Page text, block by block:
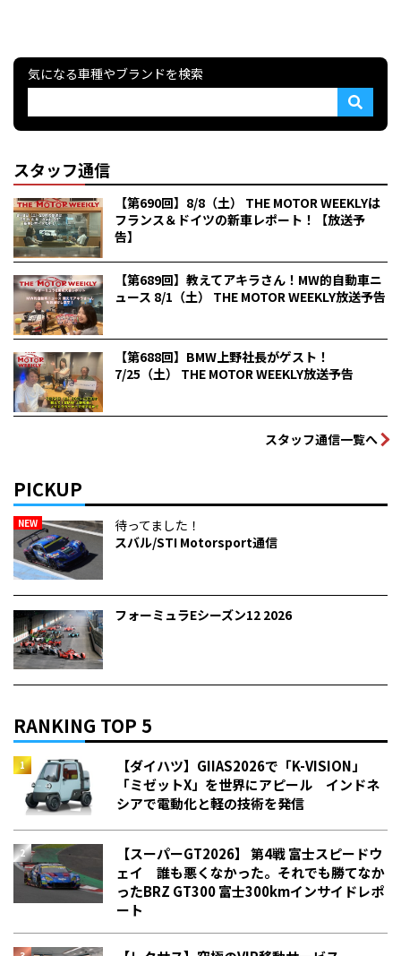
気になる車種やブランドを検索
スタッフ通信
【第690回】8/8（土） THE MOTOR WEEKLYは
フランス＆ドイツの新車レポート！【放送予
告】
【第689回】教えてアキラさん！MW的自動車ニ
ュース 8/1（土） THE MOTOR WEEKLY放送予告
【第688回】BMW上野社長がゲスト！
7/25（土） THE MOTOR WEEKLY放送予告
スタッフ通信一覧へ
PICKUP
NEW
待ってました！
スバル/STI Motorsport通信
フォーミュラEシーズン12 2026
RANKING TOP 5
【ダイハツ】GIIAS2026で「K-VISION」
「ミゼットX」を世界にアピール インドネ
シアで電動化と軽の技術を発信
【スーパーGT2026】 第4戦 富士スピードウ
ェイ 誰も悪くなかった。それでも勝てなか
った――BRZ GT300 富士300kmインサイドレポ
ート